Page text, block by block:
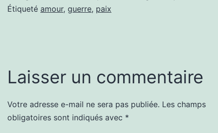
Étiqueté amour, guerre, paix
Laisser un commentaire
Votre adresse e-mail ne sera pas publiée. Les champs
obligatoires sont indiqués avec *
Alternative: